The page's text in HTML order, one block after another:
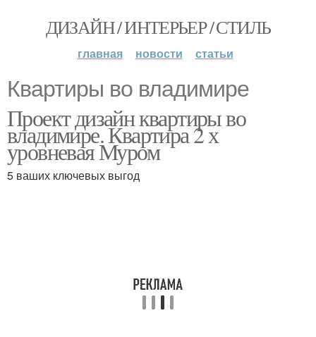
ДИЗАЙН / ИНТЕРЬЕР / СТИЛЬ
главная новости статьи
Квартиры во владимире
Проект дизайн квартиры во
владимире. Квартира 2 х
уровневая Муром
5 ваших ключевых выгод